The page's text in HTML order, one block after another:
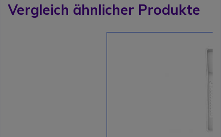
Vergleich ähnlicher Produkte